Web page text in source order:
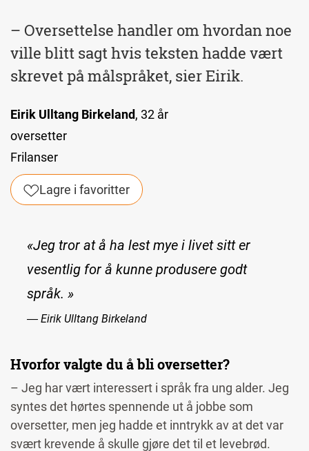
– Oversettelse handler om hvordan noe
ville blitt sagt hvis teksten hadde vært
skrevet på målspråket, sier Eirik.
Eirik Ulltang Birkeland, 32 år
oversetter
Frilanser
Lagre i favoritter
«Jeg tror at å ha lest mye i livet sitt er
vesentlig for å kunne produsere godt
språk. »
― Eirik Ulltang Birkeland
Hvorfor valgte du å bli oversetter?
– Jeg har vært interessert i språk fra ung alder. Jeg
syntes det hørtes spennende ut å jobbe som
oversetter, men jeg hadde et inntrykk av at det var
svært krevende å skulle gjøre det til et levebrød.